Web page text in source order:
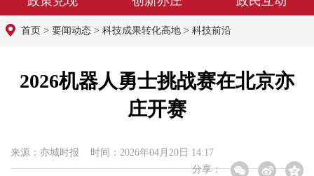
首页 > 要闻动态 > 科技成果转化高地 > 科技前沿
2026机器人勇士挑战赛在北京亦
庄开赛
来源：亦城时报 时间：2026年04月20日 14:17
分享：